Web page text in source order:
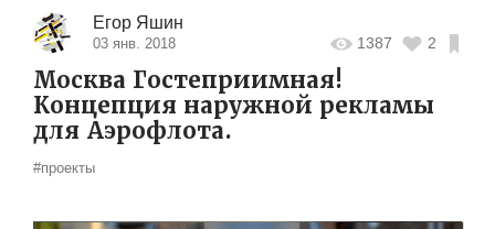
Егор Яшин
03 янв. 2018 1387 2
Москва Гостеприимная!
Концепция наружной рекламы
для Аэрофлота.
#проекты